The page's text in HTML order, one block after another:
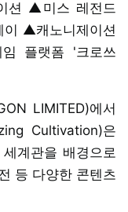
션 ▲미스 레전드
이 ▲캐노니제이션
플랫폼 '크로쓰
LIMITED)에서
Cultivation)은
계관을 배경으로
등 다양한 콘텐츠